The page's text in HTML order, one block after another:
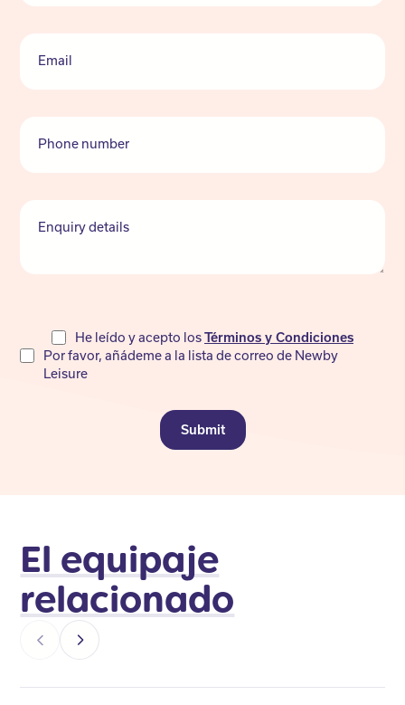
Email
Phone number
Enquiry details
not
He leído y acepto losTérminos y Condiciones
Por favor, añádeme a la lista de correo de Newby
Leisure
Submit
El equipaje
relacionado